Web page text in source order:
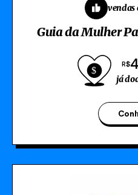
vendas
Guia da Mulher
R$
já